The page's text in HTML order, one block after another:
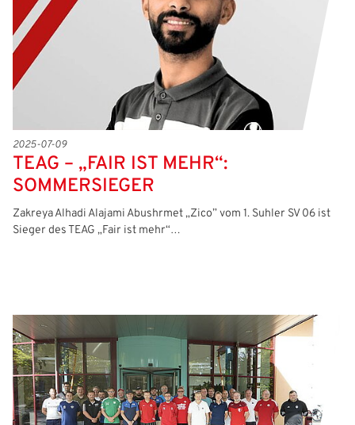
2025-07-09
TEAG – „FAIR IST MEHR“:
SOMMERSIEGER
Zakreya Alhadi Alajami Abushrmet „Zico” vom 1. Suhler SV 06 ist
Sieger des TEAG „Fair ist mehr“…
Passwort: